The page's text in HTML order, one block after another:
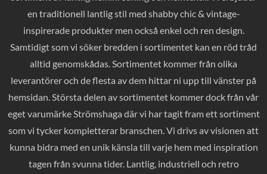
en traditionell lantlig stil med shabby chic & vintage-
inspirerade produkter men också enkel och ren design.
Samtidigt som vi söker bredden i sortimentet kan en röd tråd
alltid genomskådas. Sortimentet kommer från olika
leverantörer och de flesta av dem hittar ni upp till vänster på
hemsidan. Största delen av sortimentet kommer dock från vår
eget varumärke Strömshaga där vi har tagit fram ett sortiment
som vi tycker kompletterar branschen. Vi drivs av visionen att
kunna bidra med en unik känsla till varje hem med inspiration
tagen från svunna tider. Lantlig, industriell och retro